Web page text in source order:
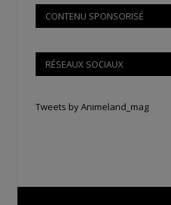
CONTENU SPONSORISÉ
RÉSEAUX SOCIAUX
Tweets by Animeland_mag